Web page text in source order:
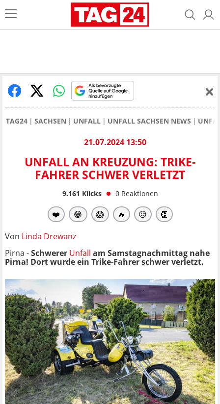
TAG24 SACHSEN UNFALL UNFALL SACHSEN NEWS
21.07.2024 13:50
UNFALL AN KREUZUNG: TRIKE-
FAHRER SCHWER VERLETZT
9.161 Klicks 0 Reaktionen
❤️ 😂 😱 🔥 😥 👏
Von Linda Drewanz
Pirna -Schwerer Unfall am Samstagnachmittag nahe
Pirna! Dort wurde ein Trike-Fahrer schwer verletzt.